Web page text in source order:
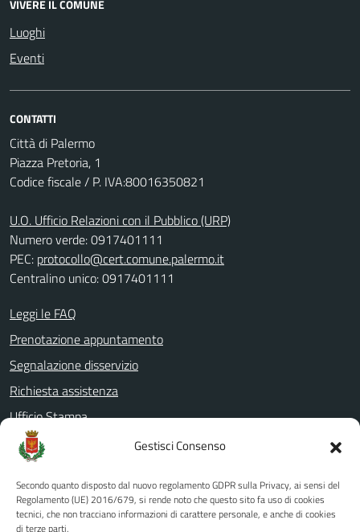
Gestisci Consenso
Secondo quanto disposto dal nuovo regolamento GDPR sulla Privacy, ai sensi del
Regolamento (UE) 2016/679, si rende noto che questo sito fa uso di cookies
tecnici, che non tracciano informazioni di carattere personale, e anche di cookies
di terze parti.
VIVERE IL COMUNE
Luoghi
Eventi
CONTATTI
Città di Palermo
Piazza Pretoria, 1
Codice fiscale / P. IVA:80016350821
U.O. Ufficio Relazioni con il Pubblico (URP)
Numero verde: 0917401111
PEC: protocollo@cert.comune.palermo.it
Centralino unico: 0917401111
Leggi le FAQ
Prenotazione appuntamento
Segnalazione disservizio
Richiesta assistenza
Ufficio Stampa
Amministrazione Trasparente
Albo pretorio
Informativa privacy
Note legali